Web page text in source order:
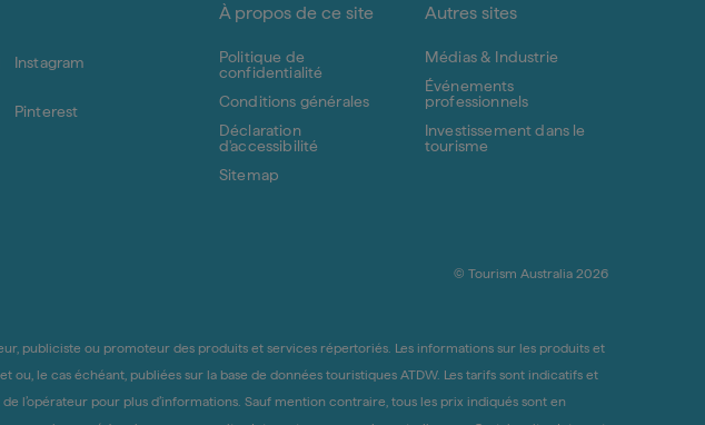
Instagram
Pinterest
À propos de ce site
Politique de
confidentialité
Conditions générales
Déclaration
d'accessibilité
Sitemap
Autres sites
Médias & Industrie
Événements
professionnels
Investissement dans le
tourisme
© Tourism Australia 2026
publiciste ou promoteur des produits et services répertoriés. Les informations sur les produits et
le cas échéant, publiées sur la base de données touristiques ATDW. Les tarifs sont indicatifs et
l’opérateur pour plus d’informations. Sauf mention contraire, tous les prix indiqués sont en